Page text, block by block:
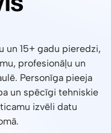
un 15+ gadu pieredzi,
profesionāļu un
Personīga pieeja
un spēcīgi tehniskie
izvēli datu